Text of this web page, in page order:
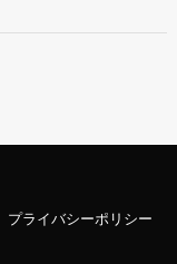
プライバシーポリシー